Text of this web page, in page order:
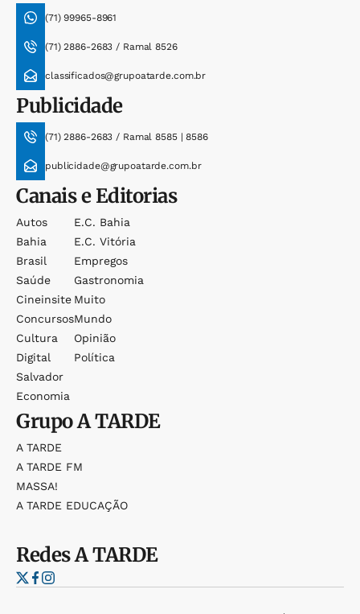
(71) 99965-8961
(71) 2886-2683 / Ramal 8526
classificados@grupoatarde.com.br
Publicidade
(71) 2886-2683 / Ramal 8585 | 8586
publicidade@grupoatarde.com.br
Canais e Editorias
Autos
Bahia
Brasil
Saúde
Cineinsite
Concursos
Cultura
Digital
Salvador
Economia
E.c. Bahia
E.c. Vitória
Empregos
Gastronomia
Muito
Mundo
Opinião
Política
GrupoA TARDE
A TARDE
A TARDE FM
MASSA!
A TARDE EDUCAÇÃO
RedesA TARDE